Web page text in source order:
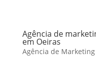
Agência de
em Oeiras
Agência de